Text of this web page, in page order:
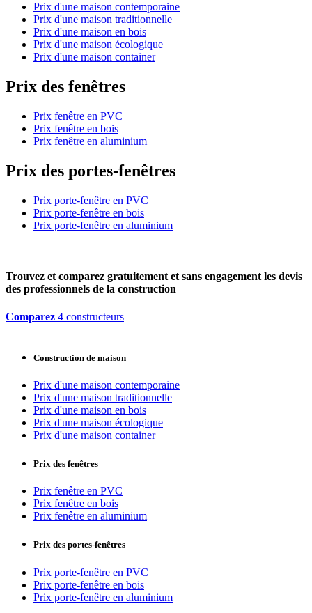
Prix d'une maison contemporaine
Prix d'une maison traditionnelle
Prix d'une maison en bois
Prix d'une maison écologique
Prix d'une maison container
Prix des fenêtres
Prix fenêtre en PVC
Prix fenêtre en bois
Prix fenêtre en aluminium
Prix des portes-fenêtres
Prix porte-fenêtre en PVC
Prix porte-fenêtre en bois
Prix porte-fenêtre en aluminium
Trouvez et comparez gratuitement et sans engagement les devis
des professionnels de la construction
Comparez 4 constructeurs
Construction de maison
Prix d'une maison contemporaine
Prix d'une maison traditionnelle
Prix d'une maison en bois
Prix d'une maison écologique
Prix d'une maison container
Prix des fenêtres
Prix fenêtre en PVC
Prix fenêtre en bois
Prix fenêtre en aluminium
Prix des portes-fenêtres
Prix porte-fenêtre en PVC
Prix porte-fenêtre en bois
Prix porte-fenêtre en aluminium